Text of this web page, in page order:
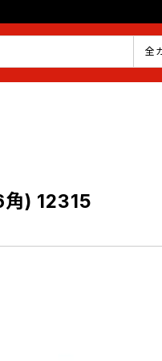
ン お気に入り
全
) 12315